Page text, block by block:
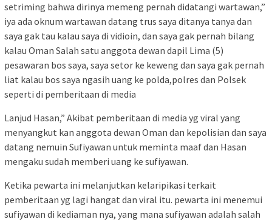
setriming bahwa dirinya memeng pernah didatangi wartawan,”
iya ada oknum wartawan datang trus saya ditanya tanya dan
saya gak tau kalau saya di vidioin, dan saya gak pernah bilang
kalau Oman Salah satu anggota dewan dapil Lima (5)
pesawaran bos saya, saya setor ke keweng dan saya gak pernah
liat kalau bos saya ngasih uang ke polda,polres dan Polsek
seperti di pemberitaan di media
Lanjud Hasan,” Akibat pemberitaan di media yg viral yang
menyangkut kan anggota dewan Oman dan kepolisian dan saya
datang nemuin Sufiyawan untuk meminta maaf dan Hasan
mengaku sudah memberi uang ke sufiyawan.
Ketika pewarta ini melanjutkan kelaripikasi terkait
pemberitaan yg lagi hangat dan viral itu. pewarta ini menemui
sufiyawan di kediaman nya, yang mana sufiyawan adalah salah